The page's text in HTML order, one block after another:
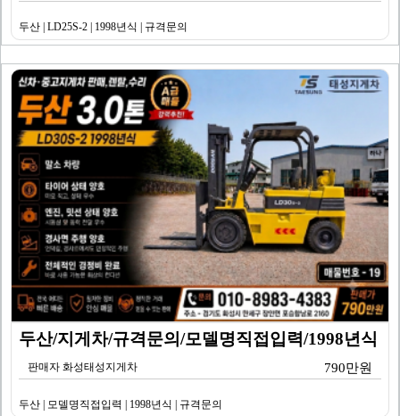
두산 | LD25S-2 | 1998년식 | 규격문의
두산/지게차/규격문의/모델명직접입력/1998년식
판매자 화성태성지게차 790만원
두산 | 모델명직접입력 | 1998년식 | 규격문의